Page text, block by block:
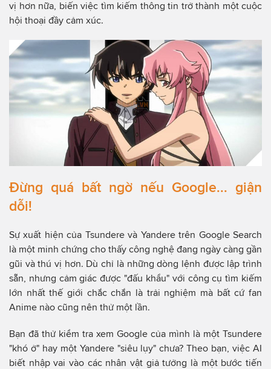
vị hơn nữa, biến việc tìm kiếm thông tin trở thành một cuộc
hội thoại đầy cảm xúc.
Đừng quá bất ngờ nếu Google... giận
dỗi!
Sự xuất hiện của Tsundere và Yandere trên Google Search
là một minh chứng cho thấy công nghệ đang ngày càng gần
gũi và thú vị hơn. Dù chỉ là những dòng lệnh được lập trình
sẵn, nhưng cảm giác được "đấu khẩu" với công cụ tìm kiếm
lớn nhất thế giới chắc chắn là trải nghiệm mà bất cứ fan
Anime nào cũng nên thử một lần.
Bạn đã thử kiểm tra xem Google của mình là một Tsundere
"khó ở" hay một Yandere "siêu lụy" chưa? Theo bạn, việc AI
biết nhập vai vào các nhân vật giả tưởng là một bước tiến